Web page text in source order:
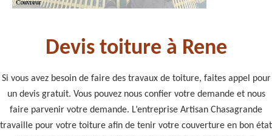
Devis toiture à Rene
Si vous avez besoin de faire des travaux de toiture, faites appel pour
un devis gratuit. Vous pouvez nous confier votre demande et nous
faire parvenir votre demande. L’entreprise Artisan Chasagrande
travaille pour votre toiture afin de tenir votre couverture en bon état